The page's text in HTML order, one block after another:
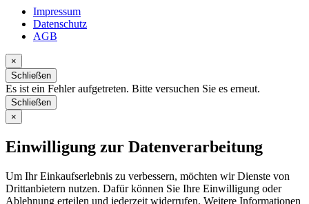
Impressum
Datenschutz
AGB
×
Schließen
Es ist ein Fehler aufgetreten. Bitte versuchen Sie es erneut.
Schließen
×
Einwilligung zur Datenverarbeitung
Um Ihr Einkaufserlebnis zu verbessern, möchten wir Dienste von
Drittanbietern nutzen. Dafür können Sie Ihre Einwilligung oder
Ablehnung erteilen und jederzeit widerrufen. Weitere Informationen